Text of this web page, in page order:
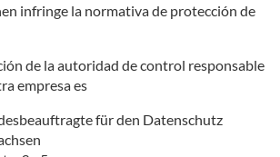
infringe la normativa de protección de
de la autoridad de control responsable
empresa es
für den Datenschutz